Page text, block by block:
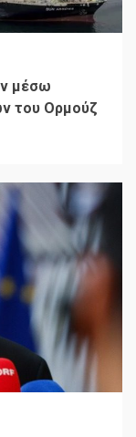
μέσω
του Ορμούζ